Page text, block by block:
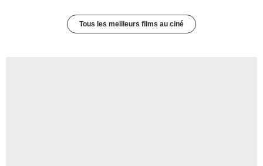
Tous les meilleurs films au ciné